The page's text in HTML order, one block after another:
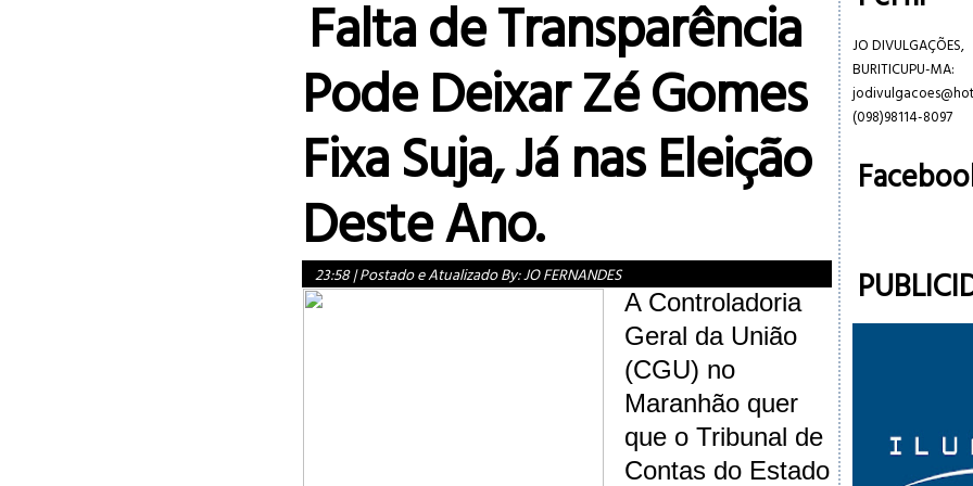
Falta de Transparência
Pode Deixar Zé Gomes
Fixa Suja, Já nas Eleição
Deste Ano.
23:58|Postado e Atualizado By:JO FERNANDES
A Controladoria
Geral da União
(CGU) no
Maranhão quer
que o Tribunal de
Contas do Estado
JO DIVULGAÇÕES,
BURITICUPU-MA:
(098)98114-8097